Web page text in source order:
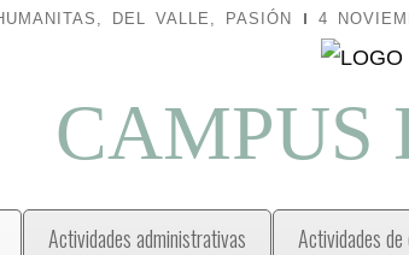
, DEL VALLE , PASIÓN 4
CAMPUS
Actividades administrativas Actividades